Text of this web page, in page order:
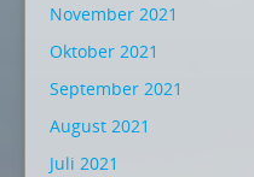
November 2021
Oktober 2021
September 2021
August 2021
Juli 2021